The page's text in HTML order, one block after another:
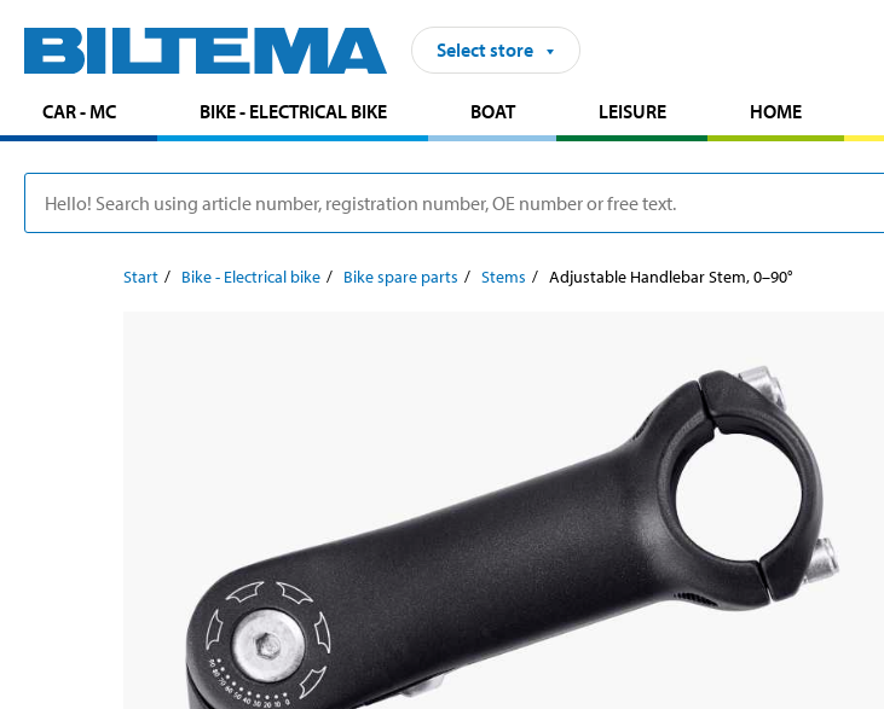
Select store
CAR - MC BIKE - ELECTRICAL BIKE BOAT LEISURE HOME
Start Bike - Electrical bike Bike spare parts Stems Adjustable Handlebar Stem, 0–90°